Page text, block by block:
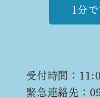
電話で
受付時間：
緊急連絡先：
1分